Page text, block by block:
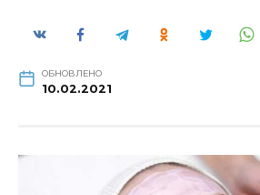
ОБНОВЛЕНО
10.02.2021